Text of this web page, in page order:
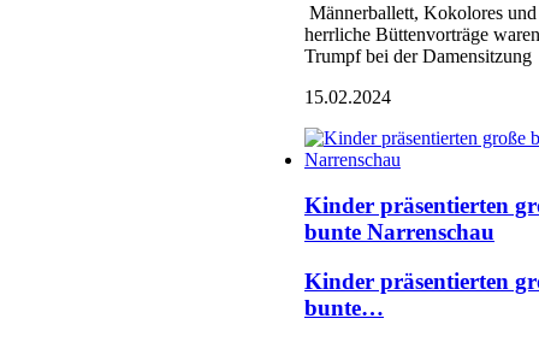
Männerballett, Kokolores und
herrliche Büttenvorträge waren
Trumpf bei der Damensitzung
15.02.2024
Kinder präsentierten
bunte Narrenschau
Kinder präsentierten
bunte…